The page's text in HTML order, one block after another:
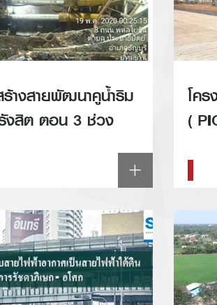
างสายพัฒนาคูน้ำริม
งสิต ตอน 3 ช่วง
โค
(